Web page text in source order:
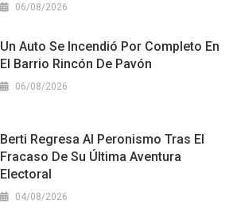
06/08/2026
Un Auto Se Incendió Por Completo En
El Barrio Rincón De Pavón
06/08/2026
Berti Regresa Al Peronismo Tras El
Fracaso De Su Última Aventura
Electoral
04/08/2026